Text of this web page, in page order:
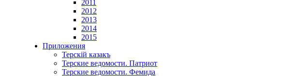
2011
2012
2013
2014
2015
Приложения
Терскiй казакъ
Терские ведомости. Патриот
Терские ведомости. Фемида